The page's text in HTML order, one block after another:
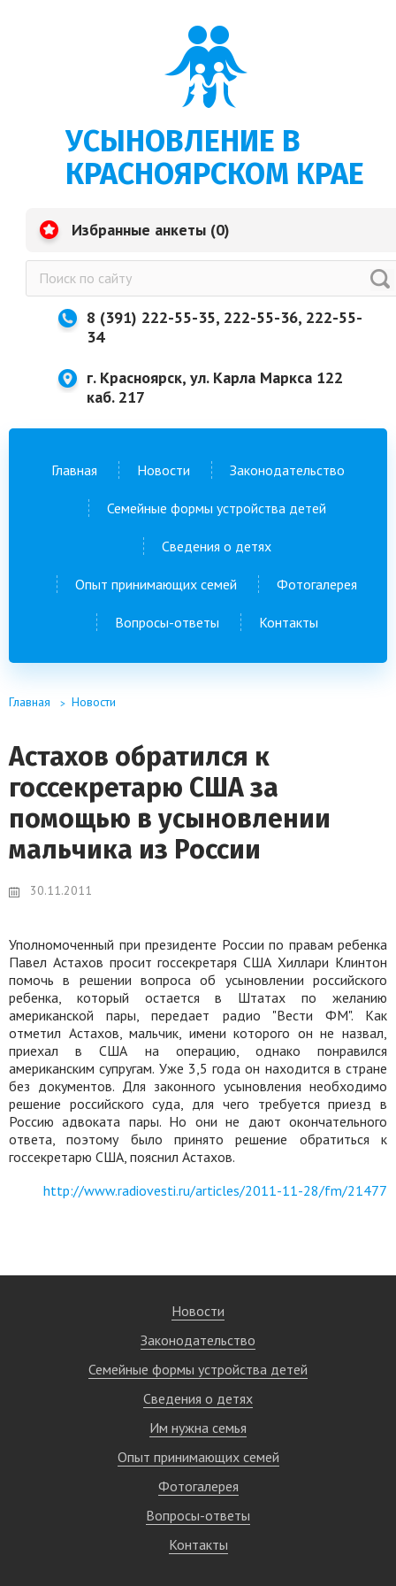
УСЫНОВЛЕНИЕ В
КРАСНОЯРСКОМ КРАЕ
Избранные анкеты (0)
8 (391) 222-55-35, 222-55-36, 222-55-
34
г. Красноярск, ул. Карла Маркса 122
каб. 217
Главная Новости Законодательство
Семейные формы устройства детей
Сведения о детях
Опыт принимающих семей Фотогалерея
Вопросы-ответы Контакты
Главная Новости
Астахов обратился к
госсекретарю США за
помощью в усыновлении
мальчика из России
30.11.2011
Уполномоченный при президенте России по правам ребенка
Павел Астахов просит госсекретаря США Хиллари Клинтон
помочь в решении вопроса об усыновлении российского
ребенка, который остается в Штатах по желанию
американской пары, передает радио "Вести ФМ". Как
отметил Астахов, мальчик, имени которого он не назвал,
приехал в США на операцию, однако понравился
американским супругам. Уже 3,5 года он находится в стране
без документов. Для законного усыновления необходимо
решение российского суда, для чего требуется приезд в
Россию адвоката пары. Но они не дают окончательного
ответа, поэтому было принято решение обратиться к
госсекретарю США, пояснил Астахов.
http://www.radiovesti.ru/articles/2011-11-28/fm/21477
Новости
Законодательство
Семейные формы устройства детей
Сведения о детях
Им нужна семья
Опыт принимающих семей
Фотогалерея
Вопросы-ответы
Контакты